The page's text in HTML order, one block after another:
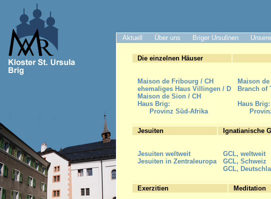
Aktuell Über uns Briger Ursulinen
Die einzelnen Häuser
Maison de Fribourg / CH
ehemaliges Haus Villingen / D
Maison de Sion / CH
Haus Brig:
Provinz Süd-Afrika
Maison
Branch of
Haus Brig:
Jesuiten Ignatianische
Jesuiten weltweit
Jesuiten in Zentraleuropa
GCL, weltweit
GCL, Schweiz
GCL,
Exerzitien Meditation